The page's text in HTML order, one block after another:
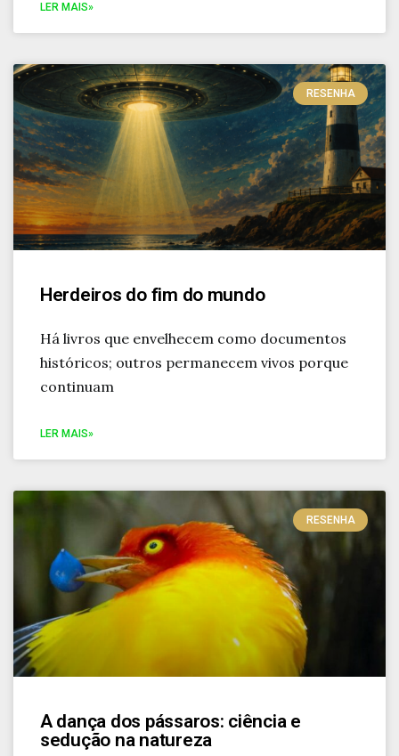
LER MAIS»
RESENHA
Herdeiros do fim do mundo
Há livros que envelhecem como documentos
históricos; outros permanecem vivos porque
continuam
LER MAIS»
RESENHA
A dança dos pássaros: ciência e
sedução na natureza